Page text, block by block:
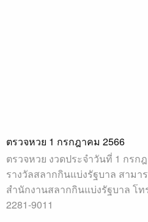
ตรวจหวย 1 กรกฎาคม 2566
ตรวจหวย งวดประจำวันที่ 1 กร
รางวัลสลากกินแบ่งรัฐบาล สามา
สำนักงานสลากกินแบ่งรัฐบาล โท
2281-9011